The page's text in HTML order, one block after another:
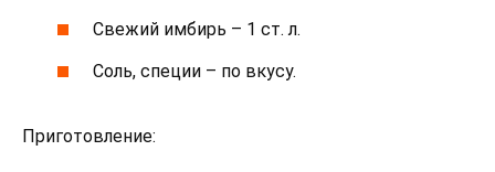
Свежий имбирь – 1 ст. л.
Соль, специи – по вкусу.
Приготовление: